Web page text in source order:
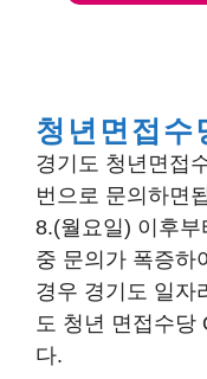
청년면접수
경기도 청년면접
번으로 문의하면
8.(월요일) 이후
중 문의가 폭증하
경우 경기도 일자
도 청년 면접수당
다.